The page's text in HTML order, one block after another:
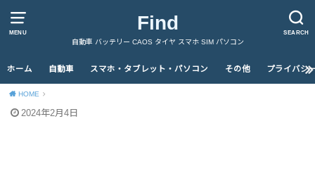
MENU SEARCH
Find
自動車 バッテリー CAOS タイヤ スマホ SIM パソコン
ホーム 自動車 スマホ・タブレット・パソコン その他 プライバシ
HOME
2024年2月4日